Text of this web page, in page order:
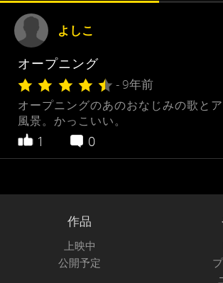
よしこ
オープニング
- 9年前
オープニングのあのおなじみの歌と
風景。かっこいい。
1 0
作品
上映中
公開予定